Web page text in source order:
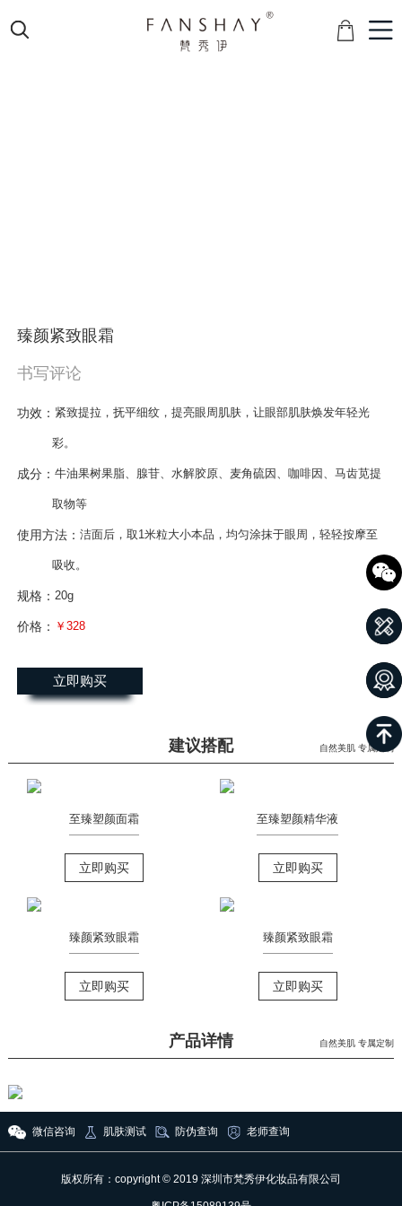
臻颜紧致眼霜
书写评论
功效： 紧致提拉，抚平细纹，提亮眼周肌肤，让眼部肌肤焕发年轻光
彩。
成分： 牛油果树果脂、腺苷、水解胶原、麦角硫因、咖啡因、马齿苋提
取物等
使用方法： 洁面后，取1米粒大小本品，均匀涂抹于眼周，轻轻按摩至
吸收。
规格： 20g
价格： ￥328
立即购买
建议搭配 自然美肌 专属定制
至臻塑颜面霜
立即购买
至臻塑颜精华液
立即购买
臻颜紧致眼霜
立即购买
臻颜紧致眼霜
立即购买
产品详情 自然美肌 专属定制
微信咨询 肌肤测试 防伪查询 老师查询
版权所有：copyright © 2019 深圳市梵秀伊化妆品有限公司